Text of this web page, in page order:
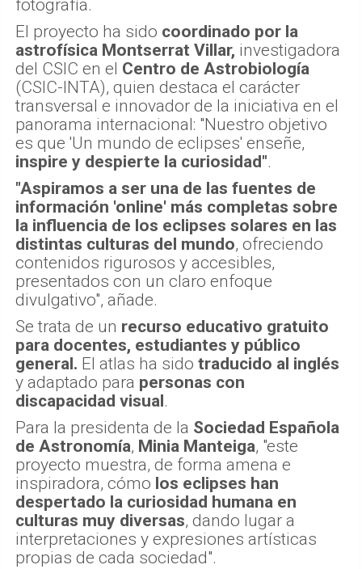
fotografía.
El proyecto ha sido coordinado por la
astrofísica Montserrat Villar, investigadora
del CSIC en el Centro de Astrobiología
(CSIC-INTA), quien destaca el carácter
transversal e innovador de la iniciativa en el
panorama internacional: "Nuestro objetivo
es que 'Un mundo de eclipses' enseñe,
inspire y despierte la curiosidad".
"Aspiramos a ser una de las fuentes de
información 'online' más completas sobre
la influencia de los eclipses solares en las
distintas culturas del mundo, ofreciendo
contenidos rigurosos y accesibles,
presentados con un claro enfoque
divulgativo", añade.
Se trata de un recurso educativo gratuito
para docentes, estudiantes y público
general. El atlas ha sido traducido al inglés
y adaptado para personas con
discapacidad visual.
Para la presidenta de la Sociedad Española
de Astronomía, Minia Manteiga, "este
proyecto muestra, de forma amena e
inspiradora, cómo los eclipses han
despertado la curiosidad humana en
culturas muy diversas, dando lugar a
interpretaciones y expresiones artísticas
propias de cada sociedad".